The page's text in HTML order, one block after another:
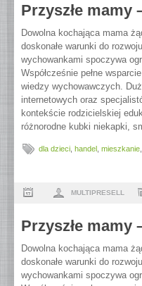
Przyszłe mamy
Dowolna kochająca mama
doskonałe warunki do
wychowankami spoczywa
Współcześnie pełne
wiedzy wychowawczych.
internetowych oraz
kontekście rodzicielskiej
różnorodne kubki niekapki,
dla dzieci handel mieszkanie
MULTIPRESELL
Przyszłe mamy
Dowolna kochająca mama
doskonałe warunki do
wychowankami spoczywa